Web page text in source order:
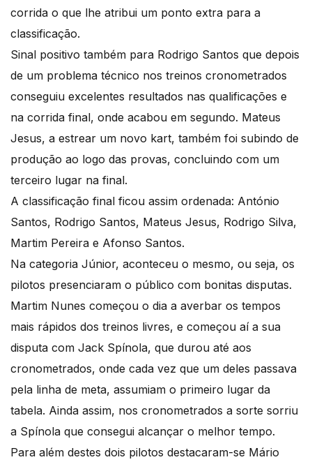
corrida o que lhe atribui um ponto extra para a
classificação.
Sinal positivo também para Rodrigo Santos que depois
de um problema técnico nos treinos cronometrados
conseguiu excelentes resultados nas qualificações e
na corrida final, onde acabou em segundo. Mateus
Jesus, a estrear um novo kart, também foi subindo de
produção ao logo das provas, concluindo com um
terceiro lugar na final.
A classificação final ficou assim ordenada: António
Santos, Rodrigo Santos, Mateus Jesus, Rodrigo Silva,
Martim Pereira e Afonso Santos.
Na categoria Júnior, aconteceu o mesmo, ou seja, os
pilotos presenciaram o público com bonitas disputas.
Martim Nunes começou o dia a averbar os tempos
mais rápidos dos treinos livres, e começou aí a sua
disputa com Jack Spínola, que durou até aos
cronometrados, onde cada vez que um deles passava
pela linha de meta, assumiam o primeiro lugar da
tabela. Ainda assim, nos cronometrados a sorte sorriu
a Spínola que consegui alcançar o melhor tempo.
Para além destes dois pilotos destacaram-se Mário